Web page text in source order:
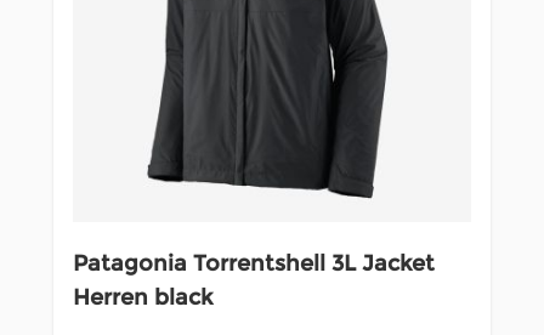
Patagonia Torrentshell 3L Jacket
Herren black